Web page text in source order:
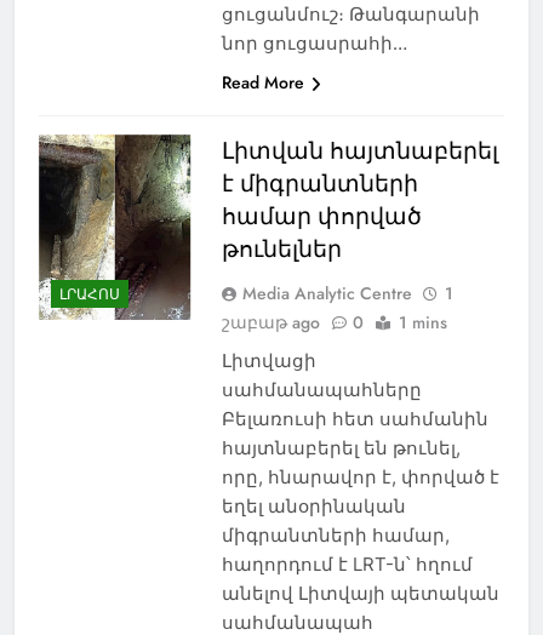
ցուցանմուշ։ Թանգարանի
նոր ցուցասրահի…
Read More
ԼՐԱՀՈՍ
Լիտվան հայտնաբերել
է միգրանտների
համար փորված
թունելներ
Media Analytic Centre
1
շաբաթ ago
0 1 mins
Լիտվացի
սահմանապահները
Բելառուսի հետ սահմանին
հայտնաբերել են թունել,
որը, հնարավոր է, փորված է
եղել անօրինական
միգրանտների համար,
հաղորդում է LRT-ն՝ հղում
անելով Լիտվայի պետական ​​
սահմանապահ